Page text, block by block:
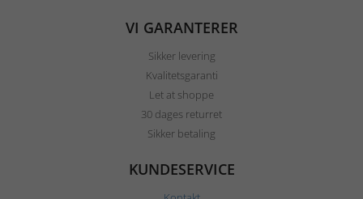
VI GARANTERER
Sikker levering
Kvalitetsgaranti
Let at shoppe
30 dages returret
Sikker betaling
KUNDESERVICE